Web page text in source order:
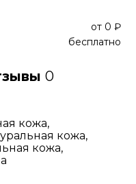
от 0 ₽
бесплатно
0
кожа,
кожа,
кожа,